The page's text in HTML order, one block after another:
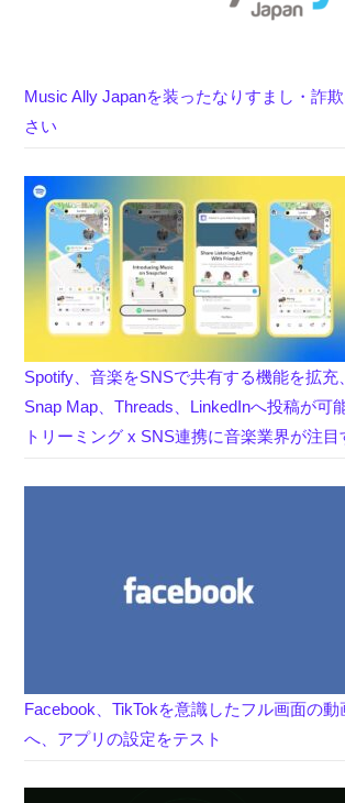
Music Ally Japanを装ったなりすまし・詐
さい
Spotify、音楽をSNSで共有する機能を拡充
Snap Map、Threads、LinkedInへ投稿が可
トリーミング x SNS連携に音楽業界が注目
Facebook、TikTokを意識したフル画面の動
へ、アプリの設定をテスト